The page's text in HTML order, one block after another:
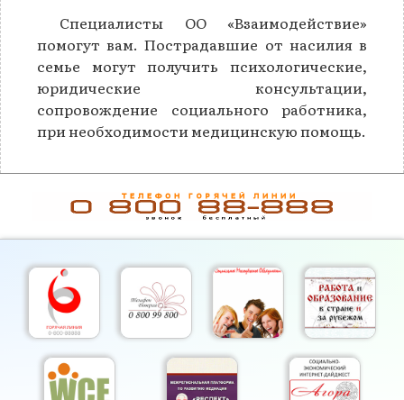
Специалисты ОО «Взаимодействие»
помогут вам. Пострадавшие от насилия в
семье могут получить психологические,
юридические консультации,
сопровождение социального работника,
при необходимости медицинскую помощь.